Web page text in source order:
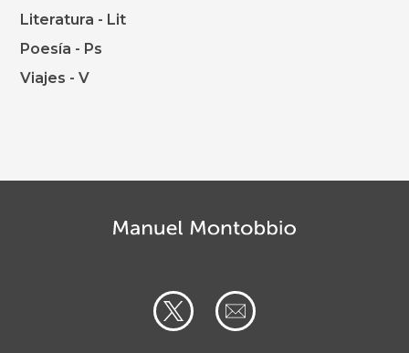
Literatura - Lit
Poesía - Ps
Viajes - V